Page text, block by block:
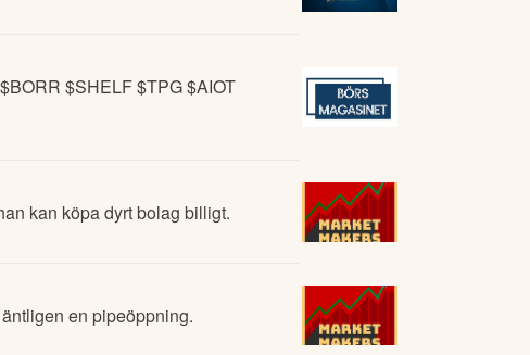
$SHELF $TPG $AIOT
kan köpa dyrt bolag billigt.
en pipeöppning.